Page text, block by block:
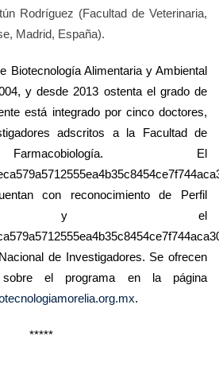
Rodríguez (Facultad de Veterinaria,
Madrid, España).
Biotecnología Alimentaria y Ambiental
y desde 2013 ostenta el grado de
está integrado por cinco doctores,
adscritos a la Facultad de
El
con reconocimiento de Perfil
y el
de Investigadores. Se ofrecen
el programa en la página
.
*****